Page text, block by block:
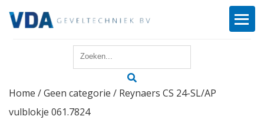
Reparatie
Home /Geen categorie / Reynaers CS 24-SL/AP
vulblokje 061.7824